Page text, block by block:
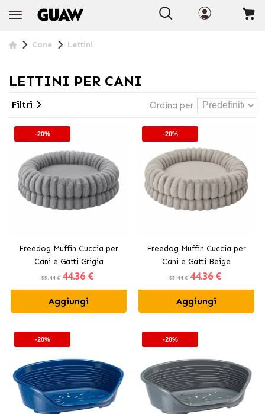
Cane Lettini
LETTINI PER CANI
Ordina per
Filtri
-20%
Freedog Muffin Cuccia per
Cani e Gatti Grigia
55.44 € 44.36 €
Aggiungi
-20%
Freedog Muffin Cuccia per
Cani e Gatti Beige
55.44 € 44.36 €
Aggiungi
-20% -20%